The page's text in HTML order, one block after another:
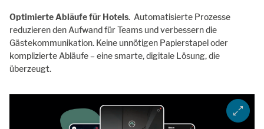
Optimierte Abläufe für Hotels. Automatisierte Prozesse
reduzieren den Aufwand für Teams und verbessern die
Gästekommunikation. Keine unnötigen Papierstapel oder
komplizierte Abläufe – eine smarte, digitale Lösung, die
überzeugt.
ZOOM